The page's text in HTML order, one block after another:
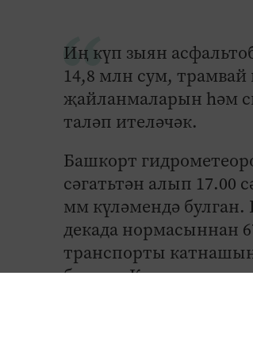
Иң күп зыян
14,8 млн сум,
җайланмаларын һәм
таләп ителәчәк.
Башкорт
сәгатьтән алып 17.00
мм күләмендә
декада нормасыннан
транспорты
баскан. Көчле яңгыр